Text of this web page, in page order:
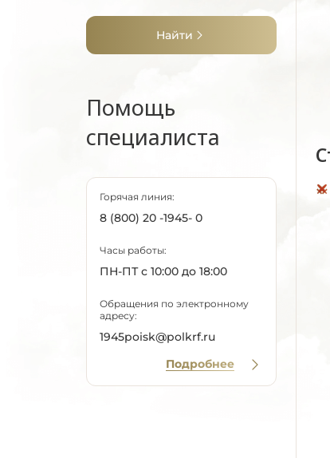
Найти
Помощь
специалиста
Горячая линия:
8 (800) 20 -1945- 0
Часы работы:
ПН-ПТ с 10:00 до 18:00
Обращения по электронному
адресу:
1945poisk@polkrf.ru
Подробнее